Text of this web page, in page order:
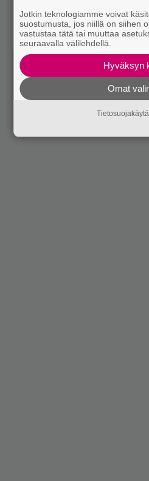
Jotkin teknologiamme voivat
suostumusta, jos niillä on siihen
vastustaa tätä tai muuttaa
seuraavalla välilehdellä.
Hyväksyn
Omat